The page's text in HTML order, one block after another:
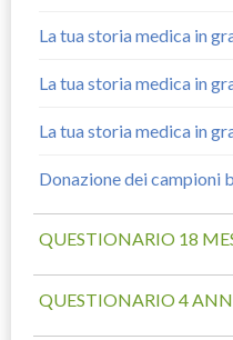
La tua storia medica in
La tua storia medica in
La tua storia medica in
Donazione dei campioni
QUESTIONARIO 18
QUESTIONARIO 4